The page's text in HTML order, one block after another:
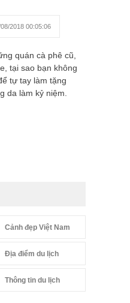
2018 00:05:06
quán cà phê cũ,
tại sao bạn không
tự tay làm tặng
da làm kỷ niệm.
Cảnh đẹp Việt Nam
Địa điểm du lịch
Thông tin du lịch